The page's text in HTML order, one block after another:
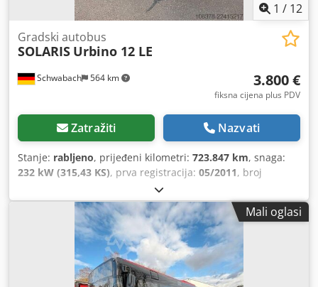
1 / 12
Schwabach 564 km
Gradski autobus
SOLARIS Urbino 12 LE
3.800 €
fiksna cijena plus PDV
Zatražiti Nazvati
Stanje: rabljeno, prijeđeni kilometri: 723.847 km, snaga:
232 kW (315,43 KS), prva registracija: 05/2011, broj
automatski
Oprema:imao je nesreću,
Mali oglasi